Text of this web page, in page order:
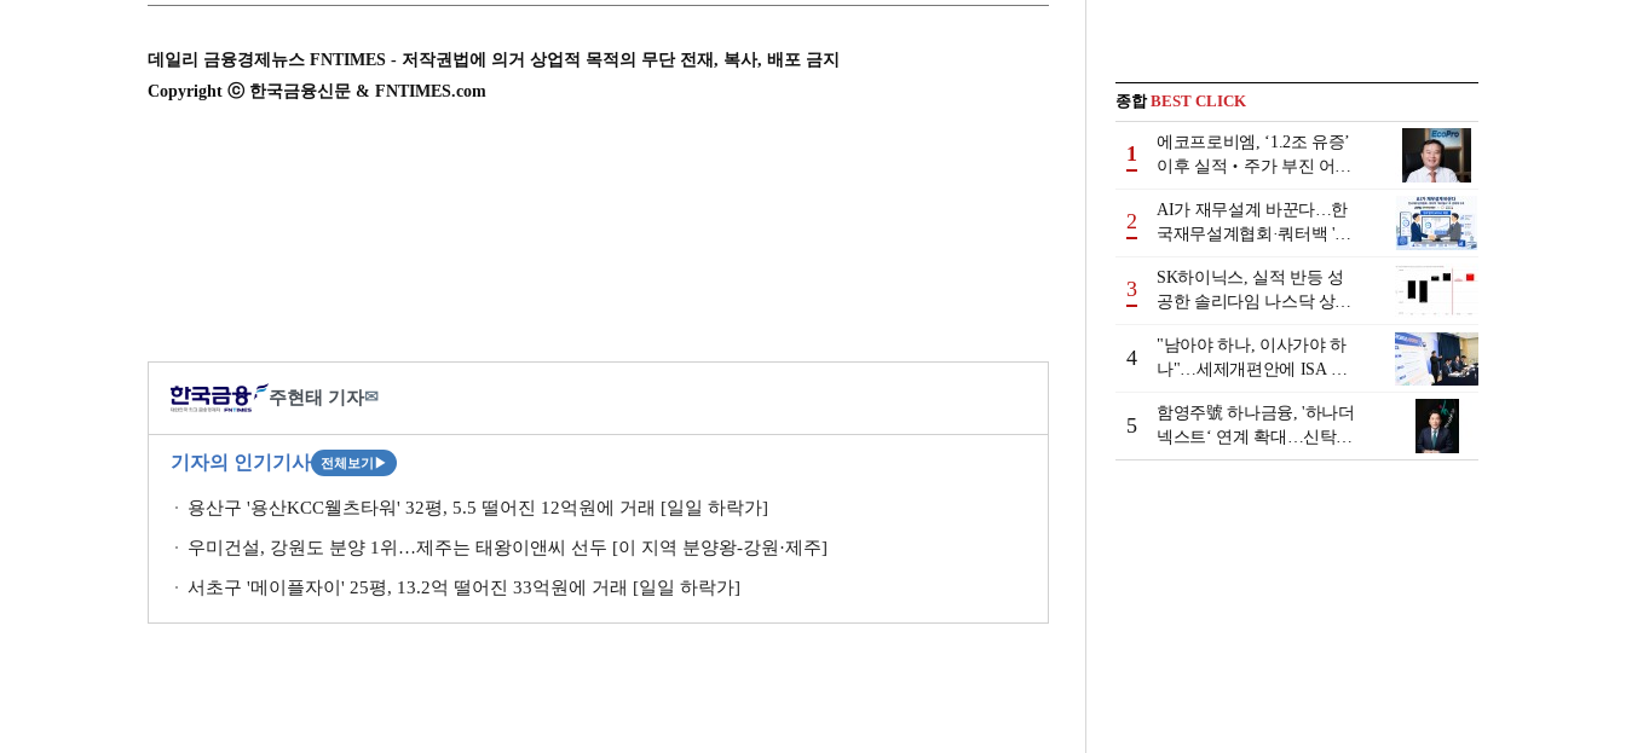
데일리 금융경제뉴스 FNTIMES - 저작권법에 의거 상업적 목적의 무단 전재, 복사, 배포 금지
Copyright ⓒ 한국금융신문 & FNTIMES.com
주현태 기자✉
기자의 인기기사 전체보기 ▶
용산구 '용산KCC웰츠타워' 32평, 5.5 떨어진 12억원에 거래 [일일 하락가]
우미건설, 강원도 분양 1위…제주는 태왕이앤씨 선두 [이 지역 분양왕-강원·제주]
서초구 '메이플자이' 25평, 13.2억 떨어진 33억원에 거래 [일일 하락가]
종합BEST CLICK
1
에코프로비엠, ‘1.2조 유증’
이후 실적‧주가 부진 어쩌
2
AI가 재무설계 바꾼다…한
국재무설계협회·쿼터백 '베
3
SK하이닉스, 실적 반등 성
공한 솔리다임 나스닥 상장
4
"남아야 하나, 이사가야 하
나"…세제개편안에 ISA 투
5
함영주號 하나금융, '하나더
넥스트‘ 연계 확대…신탁수
수료 2배 증가 효과 [금융 시